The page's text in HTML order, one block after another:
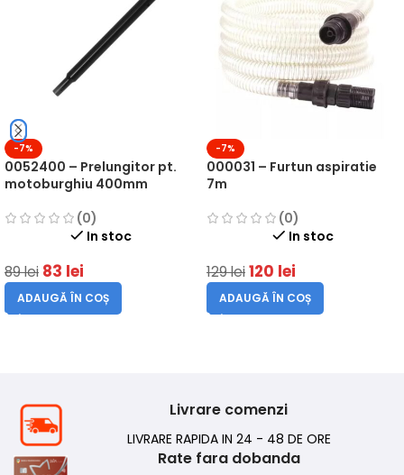
-7%
0052400 – Prelungitor pt.
motoburghiu 400mm
(0)
In stoc
89lei 83 lei
ADAUGĂ ÎN COȘ
-7%
000031 – Furtun aspiratie
7m
(0)
In stoc
129lei120 lei
ADAUGĂ ÎN COȘ
Livrare comenzi
LIVRARE RAPIDA IN 24 - 48 DE ORE
Rate fara dobanda